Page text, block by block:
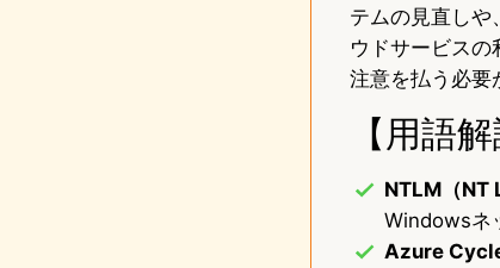
テムの見直しや
ウドサービス
注意を払う必要
【用語解
NTLM（NT
Windowsネ
Azure